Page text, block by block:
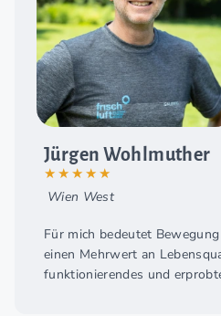
Jürgen Wohlmuther
★★★★★
Wien West
Für mich bedeutet
einen Mehrwert an
funktionierendes und